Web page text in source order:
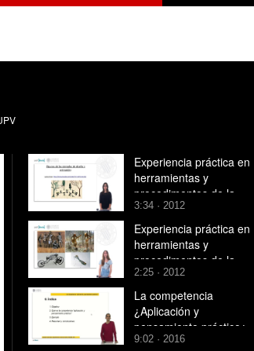
Experiencia práctica en
herramientas y
procedimentos de la
producción artística.
Diseño y Animación
3:34 · 2012
Experiencia práctica en
herramientas y
procedimentos de la
producción artística.
Escultura
2:25 · 2012
La competencia
¿Aplicación y
pensamiento práctico¿
Ejemplo y reflexiones
9:02 · 2016